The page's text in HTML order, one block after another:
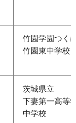
竹園学園つく
竹園東中学校
茨城県立
下妻第一高等
中学校